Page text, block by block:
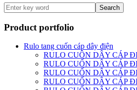
Search
Product portfolio
Rulo tang cuốn cáp dây điện
RULO CUÔN DÂY CÁP
RULO CUỐN DÂY CÁP
RULO CUỐN DÂY CÁP
RULO CUỐN DÂY CÁP